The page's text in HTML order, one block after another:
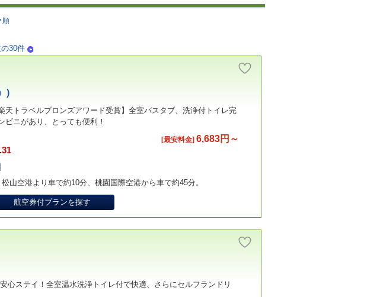
順
30件
)
天トラベルブロンズアワード受賞】全室バスタブ、洗浄付トイレ完
ビニがあり、とっても便利！
[最安料金] 6,683円～
山空港より車で約10分、桃園国際空港から車で約45分。
航空券付プランを探す
心ステイ！全室温水洗浄トイレ付で快適、さらにセルフランドリ